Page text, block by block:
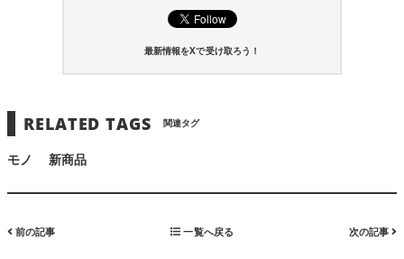
最新情報をXで受け取ろう！
RELATED TAGS 関連タグ
モノ 新商品
前の記事 一覧へ戻る 次の記事